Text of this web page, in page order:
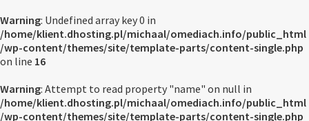
Warning: Undefined array key 0 in
/home/klient.dhosting.pl/michaal/omediach.info/public_html
/wp-content/themes/site/template-parts/content-single.php
on line 16
Warning: Attempt to read property "name" on null in
/home/klient.dhosting.pl/michaal/omediach.info/public_html
/wp-content/themes/site/template-parts/content-single.php